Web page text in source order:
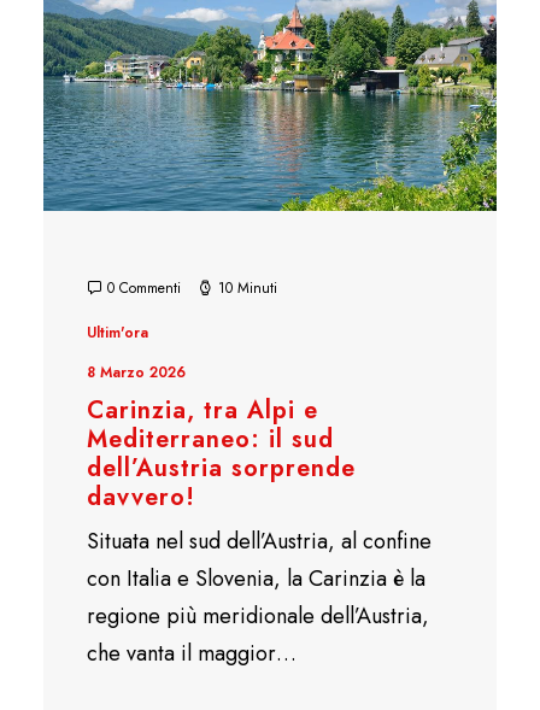
0 Commenti 10 Minuti
Ultim'ora
8 Marzo 2026
Carinzia, tra Alpi e
Mediterraneo: il sud
dell’Austria sorprende
davvero!
Situata nel sud dell’Austria, al confine
con Italia e Slovenia, la Carinzia è la
regione più meridionale dell’Austria,
che vanta il maggior…